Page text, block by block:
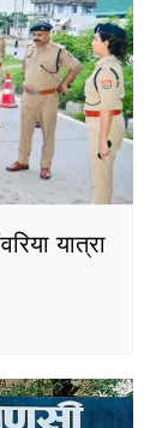
यात्रा